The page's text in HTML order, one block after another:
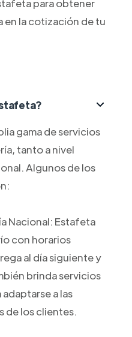
para obtener
en la cotización de tu
gama de servicios
tanto a nivel
Algunos de los
Nacional: Estafeta
con horarios
al día siguiente y
brinda servicios
a las
de los clientes.